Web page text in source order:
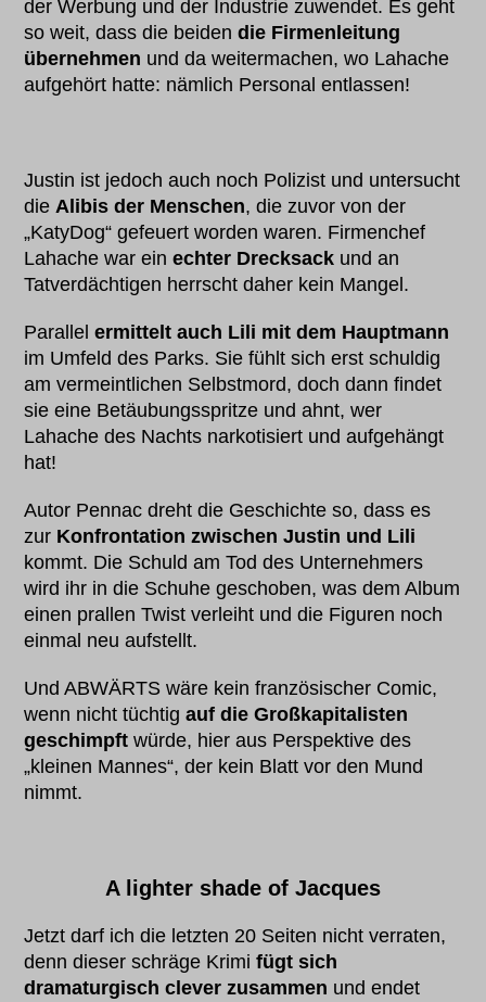
der Werbung und der Industrie zuwendet. Es geht
so weit, dass die beidendie Firmenleitung
übernehmen und da weitermachen, wo Lahache
aufgehört hatte: nämlich Personal entlassen!
Justin ist jedoch auch noch Polizist und untersucht
dieAlibis der Menschen, die zuvor von der
„KatyDog“ gefeuert worden waren. Firmenchef
Lahache war einechter Drecksack und an
Tatverdächtigen herrscht daher kein Mangel.
Parallelermittelt auch Lili mit dem Hauptmann
im Umfeld des Parks. Sie fühlt sich erst schuldig
am vermeintlichen Selbstmord, doch dann findet
sie eine Betäubungsspritze und ahnt, wer
Lahache des Nachts narkotisiert und aufgehängt
hat!
Autor Pennac dreht die Geschichte so, dass es
zur Konfrontation zwischen Justin und Lili
kommt. Die Schuld am Tod des Unternehmers
wird ihr in die Schuhe geschoben, was dem Album
einen prallen Twist verleiht und die Figuren noch
einmal neu aufstellt.
Und ABWÄRTS wäre kein französischer Comic,
wenn nicht tüchtigauf die Großkapitalisten
geschimpftwürde, hier aus Perspektive des
„kleinen Mannes“, der kein Blatt vor den Mund
nimmt.
A lighter shade of Jacques
Jetzt darf ich die letzten 20 Seiten nicht verraten,
denn dieser schräge Krimifügt sich
dramaturgisch clever zusammen und endet